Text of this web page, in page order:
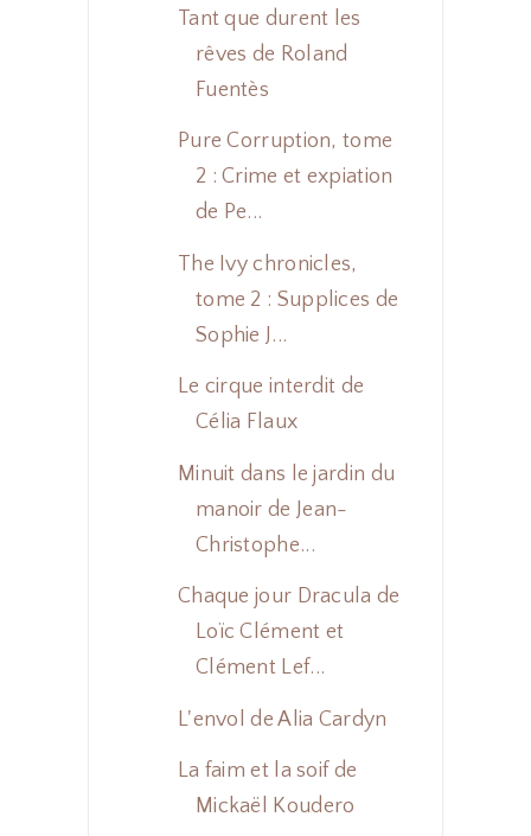
Tant que durent les
rêves de Roland
Fuentès
Pure Corruption, tome
2 : Crime et expiation
de Pe...
The Ivy chronicles,
tome 2 : Supplices de
Sophie J...
Le cirque interdit de
Célia Flaux
Minuit dans le jardin du
manoir de Jean-
Christophe...
Chaque jour Dracula de
Loïc Clément et
Clément Lef...
L'envol de Alia Cardyn
La faim et la soif de
Mickaël Koudero